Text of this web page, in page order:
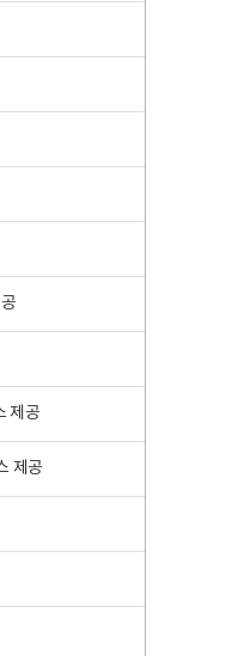
제공
제공